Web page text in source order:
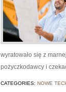
wyratowało się z
pożyczkodawcy i
CATEGORIES: NOWE